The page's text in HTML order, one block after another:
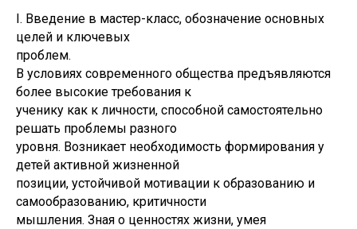
I. Введение в мастер-класс, обозначение основных
целей и ключевых
проблем.
В условиях современного общества предъявляются
более высокие требования к
ученику как к личности, способной самостоятельно
решать проблемы разного
уровня. Возникает необходимость формирования у
детей активной жизненной
позиции, устойчивой мотивации к образованию и
самообразованию, критичности
мышления. Зная о ценностях жизни, умея